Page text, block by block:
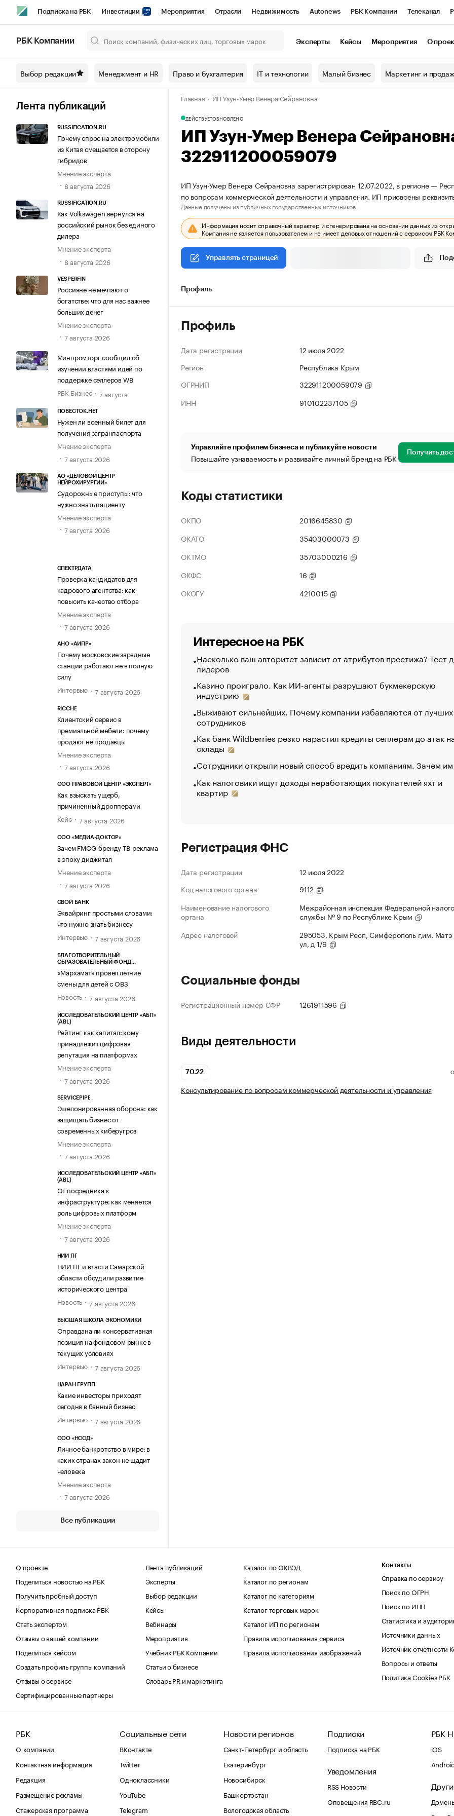
Подписка на РБК Инвестиции Мероприятия Отрасли Недвижимость Autonews РБК Компании Телеканал
Спецпроекты СПб Конференции СПб Спецпроекты Проверка контрагентов
Технологии и медиа Рынок наличной валюты
РБК Компании Эксперты Кейсы Мероприятия О
Выбор редакции Менеджмент и HR Право и бухгалтерия IT и технологии Малый бизнес Маркетинг и
Лента публикаций
RUSSIFICATION.RU
Почему спрос на электромобили
из Китая смещается в сторону
гибридов
Мнение эксперта
8 августа 2026
RUSSIFICATION.RU
Как Volkswagen вернулся на
российский рынок без единого
дилера
Мнение эксперта
8 августа 2026
VESPERFIN
Россияне не мечтают о
богатстве: что для нас важнее
больших денег
Мнение эксперта
7 августа 2026
Минпромторг сообщил об
изучении властями идей по
поддержке селлеров WB
РБК Бизнес
7 августа
ПОВЕСТОК.НЕТ
Нужен ли военный билет для
получения загранпаспорта
Мнение эксперта
7 августа 2026
АО «ДЕЛОВОЙ ЦЕНТР
НЕЙРОХИРУРГИИ»
Судорожные приступы: что
нужно знать пациенту
Мнение эксперта
7 августа 2026
СПЕКТРДАТА
Проверка кандидатов для
кадрового агентства: как
повысить качество отбора
Мнение эксперта
7 августа 2026
АНО «АИПР»
Почему московские зарядные
станции работают не в полную
силу
Интервью
7 августа 2026
RICCHE
Клиентский сервис в
премиальной мебели: почему
продают не продавцы
Мнение эксперта
7 августа 2026
ООО ПРАВОВОЙ ЦЕНТР «ЭКСПЕРТ»
Как взыскать ущерб,
причиненный дропперами
Кейс
7 августа 2026
ООО «МЕДИА-ДОКТОР»
Зачем FMCG-бренду ТВ-реклама
в эпоху диджитал
Мнение эксперта
7 августа 2026
СВОЙ БАНК
Эквайринг простыми словами:
что нужно знать бизнесу
Интервью
7 августа 2026
БЛАГОТВОРИТЕЛЬНЫЙ
ОБРАЗОВАТЕЛЬНЫЙ ФОНД
«Мархамат» провел летние
смены для детей с ОВЗ
Новость
7 августа 2026
ИССЛЕДОВАТЕЛЬСКИЙ ЦЕНТР «АБП»
(ABL)
Рейтинг как капитал: кому
принадлежит цифровая
репутация на платформах
Мнение эксперта
7 августа 2026
SERVICEPIPE
Эшелонированная оборона: как
защищать бизнес от
современных киберугроз
Мнение эксперта
7 августа 2026
ИССЛЕДОВАТЕЛЬСКИЙ ЦЕНТР «АБП»
(ABL)
От посредника к
инфраструктуре: как меняется
роль цифровых платформ
Мнение эксперта
7 августа 2026
НИИ ПГ
НИИ ПГ и власти Самарской
области обсудили развитие
исторического центра
Новость
7 августа 2026
ВЫСШАЯ ШКОЛА ЭКОНОМИКИ
Оправдана ли консервативная
позиция на фондовом рынке в
текущих условиях
Интервью
7 августа 2026
ЦАРАН ГРУПП
Какие инвесторы приходят
сегодня в банный бизнес
Интервью
7 августа 2026
ООО «НССД»
Личное банкротство в мире: в
каких странах закон не щадит
человека
Мнение эксперта
7 августа 2026
Все публикации
Главная ИП Узун-Умер Венера Сейрановна
ДЕЙСТВУЕТОБНОВЛЕНО
ИП Узун-Умер Венера
322911200059079
ИП Узун-Умер Венера Сейрановна зарегистрирован 12.07.2022, в регионе —
по вопросам коммерческой деятельности и управления. ИП присвоены
Данные получены из публичных государственных источников.
Информация носит справочный характер и сгенерирована на основании данных из
Компания не является пользователем и не имеет деловых отношений с сервисом РБК
Управлять страницей
Профиль
Профиль
Дата регистрации
12 июля 2022
Регион
Республика Крым
ОГРНИП
322911200059079
ИНН
910102237105
Управляйте профилем бизнеса и публикуйте новости
Повышайте узнаваемость и развивайте личный бренд на РБК Получить
Коды статистики
ОКПО
2016645830
ОКАТО
35403000073
ОКТМО
35703000216
ОКФС
16
ОКОГУ
4210015
Интересное на РБК
Насколько ваш авторитет зависит от атрибутов престижа? Тест
лидеров
Казино проиграло. Как ИИ-агенты разрушают букмекерскую
индустрию
Выживают сильнейших. Почему компании избавляются от лучших
сотрудников
Как банк Wildberries резко нарастил кредиты селлерам до атак
склады
Сотрудники открыли новый способ вредить компаниям. Зачем
Как налоговики ищут доходы неработающих покупателей яхт и
квартир
Регистрация ФНС
Дата регистрации
12 июля 2022
Код налогового органа
9112
Наименование налогового
органа
Межрайонная инспекция Федеральной
службы № 9 по Республике Крым
Адрес налоговой
295053, Крым Респ, Симферополь г,им. Матэ
ул, д 1/9
Социальные фонды
Регистрационный номер СФР 1261911596
Виды деятельности
70.22
Консультирование по вопросам коммерческой деятельности и управления
О проекте
Поделиться новостью на РБК
Получить пробный доступ
Корпоративная подписка РБК
Стать экспертом
Отзывы о вашей компании
Поделиться кейсом
Создать профиль группы компаний
Отзывы о сервисе
Сертифицированные партнеры
Лента публикаций
Эксперты
Выбор редакции
Кейсы
Вебинары
Мероприятия
Учебник РБК Компании
Статьи о бизнесе
Словарь PR и маркетинга
Каталог по ОКВЭД
Каталог по регионам
Каталог по категориям
Каталог торговых марок
Каталог ИП по регионам
Правила использования сервиса
Правила использования изображений
Контакты
Справка по сервису
Поиск по ОГРН
Поиск по ИНН
Статистика и
Источники данных
Источник отчетности
Вопросы и ответы
Политика Cookies РБК
РБК
О компании
Контактная информация
Редакция
Размещение рекламы
Стажерская программа
Социальные сети
ВКонтакте
Twitter
Одноклассники
YouTube
Telegram
Новости регионов
Санкт-Петербург и область
Екатеринбург
Новосибирск
Башкортостан
Вологодская область
Подписки
Подписка на РБК
Уведомления
RSS Новости
Оповещения RBC.ru
РБК
iOS